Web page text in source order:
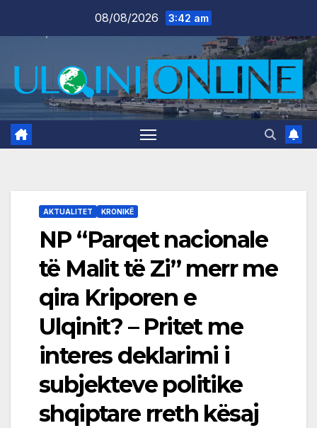
08/08/2026 3:42 am
AKTUALITET KRONIKË
NP “Parqet nacionale
të Malit të Zi” merr me
qira Kriporen e
Ulqinit? – Pritet me
interes deklarimi i
subjekteve politike
shqiptare rreth kësaj